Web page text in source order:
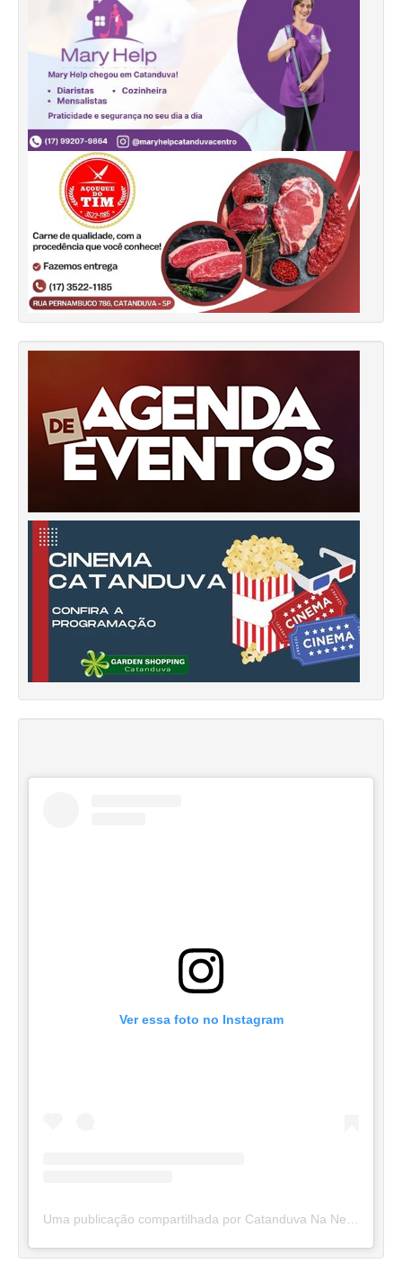
Ver essa foto no Instagram
Uma publicação compartilhada por Catanduva Na Net (@catanduvananett)